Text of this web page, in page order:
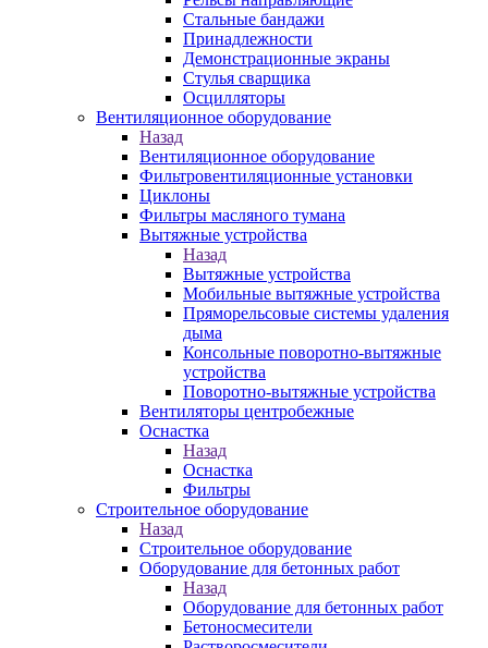
Стальные бандажи
Принадлежности
Демонстрационные экраны
Стулья сварщика
Осцилляторы
Вентиляционное оборудование
Назад
Вентиляционное оборудование
Фильтровентиляционные установки
Циклоны
Фильтры масляного тумана
Вытяжные устройства
Назад
Вытяжные устройства
Мобильные вытяжные устройства
Пряморельсовые системы удаления
дыма
Консольные поворотно-вытяжные
устройства
Поворотно-вытяжные устройства
Вентиляторы центробежные
Оснастка
Назад
Оснастка
Фильтры
Строительное оборудование
Назад
Строительное оборудование
Оборудование для бетонных работ
Назад
Оборудование для бетонных работ
Бетоносмесители